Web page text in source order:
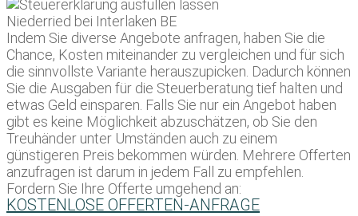
Indem Sie diverse Angebote anfragen, haben Sie die
Chance, Kosten miteinander zu vergleichen und für sich
die sinnvollste Variante herauszupicken. Dadurch können
Sie die Ausgaben für die Steuerberatung tief halten und
etwas Geld einsparen. Falls Sie nur ein Angebot haben
gibt es keine Möglichkeit abzuschätzen, ob Sie den
Treuhänder unter Umständen auch zu einem
günstigeren Preis bekommen würden. Mehrere Offerten
anzufragen ist darum in jedem Fall zu empfehlen.
Fordern Sie Ihre Offerte umgehend an:
KOSTENLOSE OFFERTEN-ANFRAGE